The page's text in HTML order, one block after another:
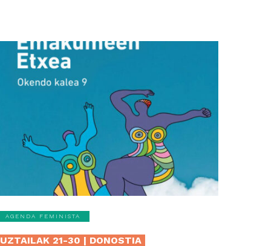
AGENDA FEMINISTA
UZTAILAK 21-30 | DONOSTIA